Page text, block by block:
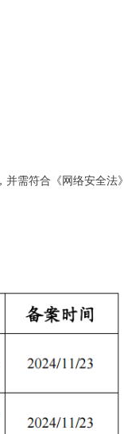
需符合《网络安全法》